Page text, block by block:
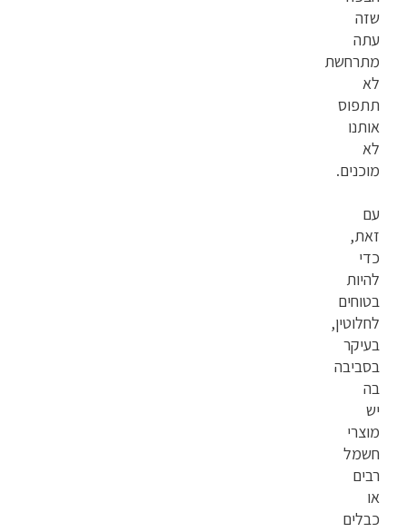
שזה
עתה
מתרחשת
לא
תתפוס
אותנו
לא
מוכנים.
עם
זאת,
כדי
להיות
בטוחים
לחלוטין,
בעיקר
בסביבה
בה
יש
מוצרי
חשמל
רבים
או
כבלים